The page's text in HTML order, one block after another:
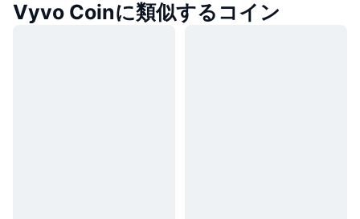
Vyvo Coinに類似するコイン